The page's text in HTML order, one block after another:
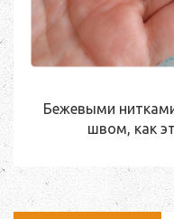
Бежевыми
швом, как